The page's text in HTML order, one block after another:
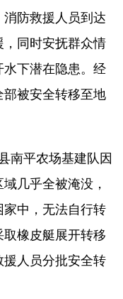
防救援人员到达
同时安抚群众情
下潜在隐患。经
被安全转移至地
平农场基建队因
几乎全被淹没，
中，无法自行转
橡皮艇展开转移
援人员分批安全转